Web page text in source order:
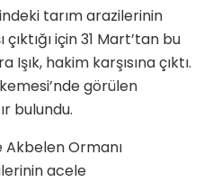
tarım arazilerinin
için 31 Mart’tan bu
hakim karşısına çıktı.
görülen
bulundu.
Akbelen Ormanı
acele